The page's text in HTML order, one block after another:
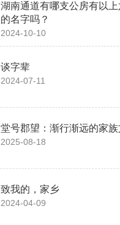
湖南通道有哪支公房有以
的名字吗？
2024-10-10
谈字辈
2024-07-11
堂号郡望：渐行渐远的家
2025-08-18
致我的，家乡
2024-04-09